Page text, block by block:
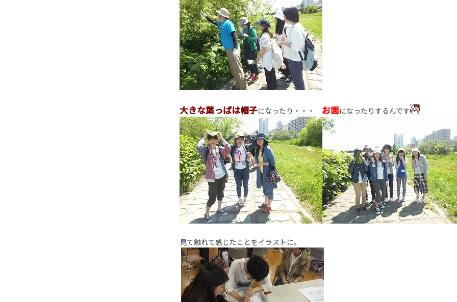
大きな葉っぱは帽子になったり・・・ お面になったりするんです
見て触れて感じたことをイラストに。